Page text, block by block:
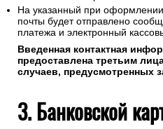
На указанный при оформлении
почты будет отправлено
платежа и электронный
Введенная контактная
предоставлена третьим
случаев, предусмотренных
3. Банковской